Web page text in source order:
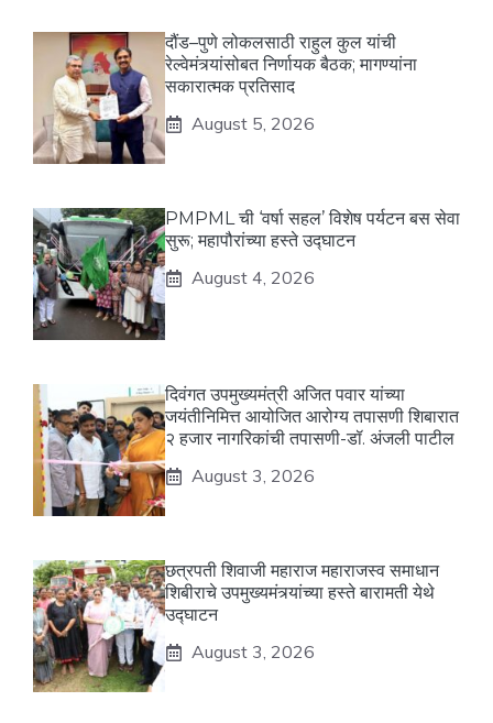
दौंड–पुणे लोकलसाठी राहुल कुल यांची
रेल्वेमंत्र्यांसोबत निर्णायक बैठक; मागण्यांना
सकारात्मक प्रतिसाद
August 5, 2026
PMPML ची ‘वर्षा सहल’ विशेष पर्यटन बस सेवा
सुरू; महापौरांच्या हस्ते उद्घाटन
August 4, 2026
दिवंगत उपमुख्यमंत्री अजित पवार यांच्या
जयंतीनिमित्त आयोजित आरोग्य तपासणी शिबारात
२ हजार नागरिकांची तपासणी-डॉ. अंजली पाटील
August 3, 2026
छत्रपती शिवाजी महाराज महाराजस्व समाधान
शिबीराचे उपमुख्यमंत्र्यांच्या हस्ते बारामती येथे
उद्घाटन
August 3, 2026